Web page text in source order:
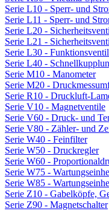
Serie L10 - Sperr- und
Serie L11 - Sperr- und
Serie L20 -
Serie L21 -
Serie L30 -
Serie L40 -
Serie M10 - Manometer
Serie M20 -
Serie R10 - Druckluft-
Serie V10 - Magnetventile
Serie V60 - Druck- und
Serie V80 - Zähler- und
Serie W40 - Feinfilter
Serie W50 - Druckregler
Serie W60 -
Serie W75 -
Serie W85 -
Serie Z10 - Gabelköpfe,
Serie Z90 - Magnetschalter